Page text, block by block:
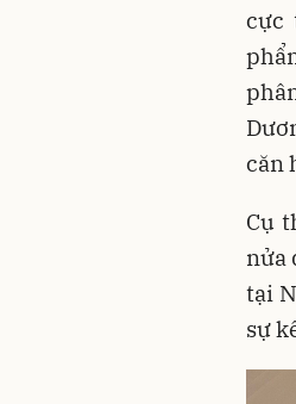
cực
căn
Cụ
nửa
tại
sự